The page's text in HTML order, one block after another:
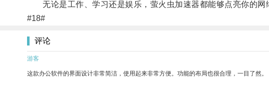
无论是工作、学习还是娱乐，萤火虫加速器都能够点亮你的网
#18#
评论
游客
这款办公软件的界面设计非常简洁，使用起来非常方便。功能的布局也很合理，一目了然。